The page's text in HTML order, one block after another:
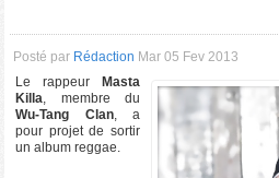
Posté par Rédaction Mar 05 Fev 2013
Le rappeur
Masta
Killa, membre du
Wu-Tang Clan, a
pour projet de sortir
un album reggae.